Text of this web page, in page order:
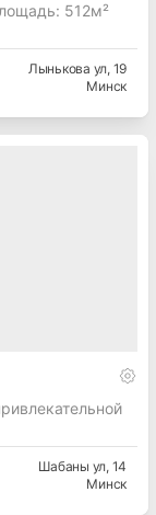
512м²
Лынькова ул, 19
Минск
Шабаны ул, 14
Минск